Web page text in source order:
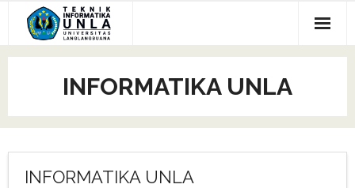
content
Home
Tentang Kami
- Sejarah
Kontak
INFORMATIKA UNLA
INFORMATIKA UNLA